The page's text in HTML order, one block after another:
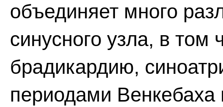
объединяет много
синусного узла, в том
брадикардию,
периодами